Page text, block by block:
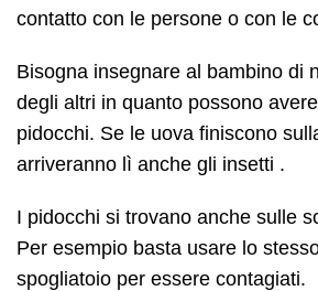
contatto con le persone o con le
Bisogna insegnare al bambino di
degli altri in quanto possono
pidocchi. Se le uova finiscono
arriveranno lì anche gli insetti .
I pidocchi si trovano anche sulle
Per esempio basta usare lo
spogliatoio per essere contagiati.